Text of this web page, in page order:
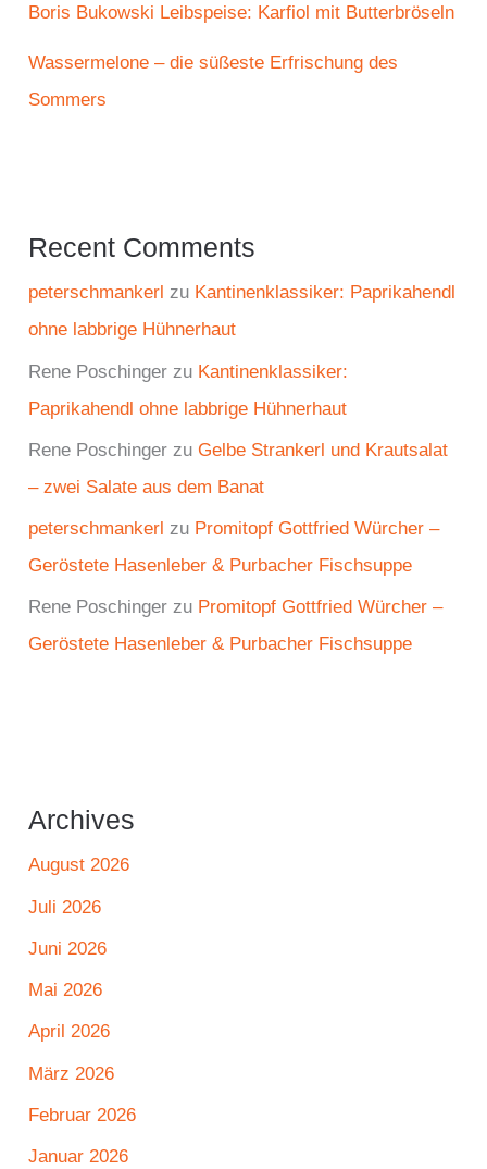
Boris Bukowski Leibspeise: Karfiol mit Butterbröseln
Wassermelone – die süßeste Erfrischung des
Sommers
Recent Comments
peterschmankerl zu Kantinenklassiker: Paprikahendl
ohne labbrige Hühnerhaut
Rene Poschinger zu Kantinenklassiker:
Paprikahendl ohne labbrige Hühnerhaut
Rene Poschinger zuGelbe Strankerl und Krautsalat
– zwei Salate aus dem Banat
peterschmankerl zu Promitopf Gottfried Würcher –
Geröstete Hasenleber & Purbacher Fischsuppe
Rene Poschinger zu Promitopf Gottfried Würcher –
Geröstete Hasenleber & Purbacher Fischsuppe
Archives
August 2026
Juli 2026
Juni 2026
Mai 2026
April 2026
März 2026
Februar 2026
Januar 2026